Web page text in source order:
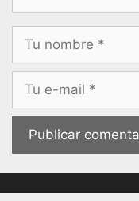
electrónico